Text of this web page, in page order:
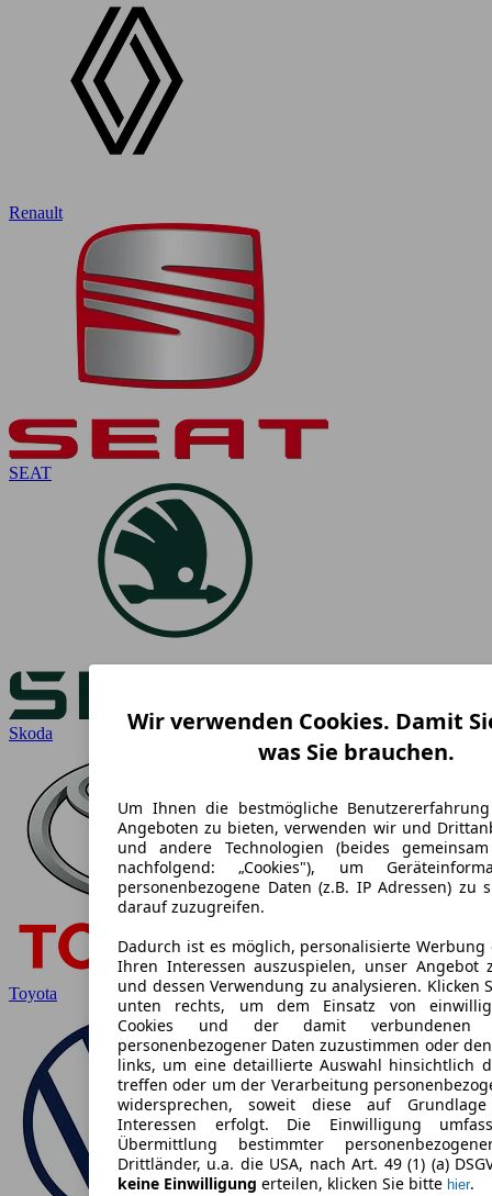
Renault
SEAT
Skoda
Toyota
Wir verwenden Cookies. Damit
was Sie brauchen.
Um Ihnen die bestmögliche
Angeboten zu bieten, verwenden wir und
und andere Technologien (beides
nachfolgend: „Cookies"), um
personenbezogene Daten (z.B. IP Adressen) zu
darauf zuzugreifen.
Dadurch ist es möglich, personalisierte Werbung
Ihren Interessen auszuspielen, unser Angebot
und dessen Verwendung zu analysieren. Klicken
unten rechts, um dem Einsatz von
Cookies und der damit verbundenen
personenbezogener Daten zuzustimmen oder
links, um eine detaillierte Auswahl hinsichtlich
treffen oder um der Verarbeitung
widersprechen, soweit diese auf
Interessen erfolgt. Die Einwilligung
Übermittlung bestimmter
Drittländer, u.a. die USA, nach Art. 49 (1) (a)
keine Einwilligung erteilen, klicken Sie bitte hier.